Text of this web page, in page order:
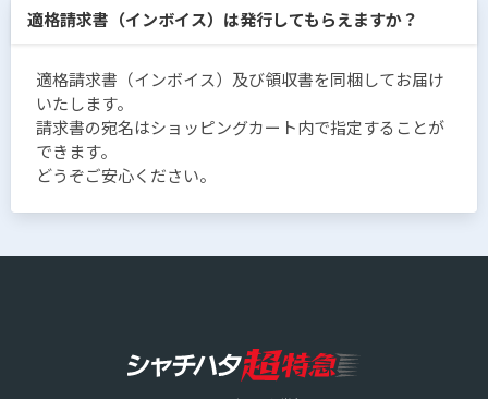
適格請求書（インボイス）は発行してもらえますか？
適格請求書（インボイス）及び領収書を同梱してお届け
いたします。
請求書の宛名はショッピングカート内で指定することが
できます。
どうぞご安心ください。